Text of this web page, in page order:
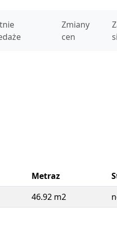
Zmiany
cen
Metraz
46.92 m2